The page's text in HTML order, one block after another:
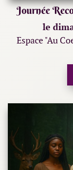
Journée
le
Espace "Au